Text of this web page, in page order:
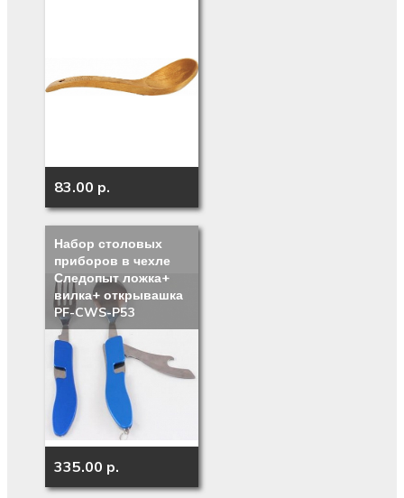
83.00 p.
Набор столовых
приборов в чехле
Следопыт ложка+
вилка+ открывашка
PF-CWS-P53
335.00 p.